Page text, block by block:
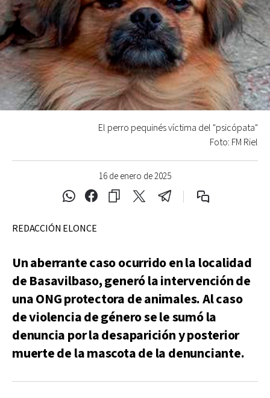
16 de enero de 2025
El perro pequinés víctima del "psicópata"
Foto: FM Riel
REDACCIÓN ELONCE
Un aberrante caso ocurrido en la localidad
de Basavilbaso, generó la intervención de
una ONG protectora de animales. Al caso
de violencia de género se le sumó la
denuncia por la desaparición y posterior
muerte de la mascota de la denunciante.